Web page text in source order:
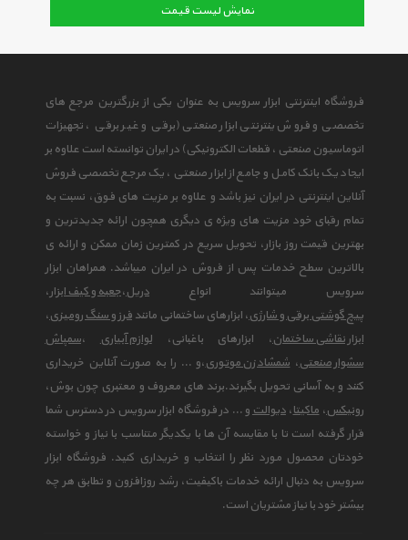
نمایش لیست قیمت
فروشگاه اینترنتی ابزار سرویس به عنوان یکی از بزرگترین مرجع های
تخصصی و فروش ینترنتی ابزار صنعتی (برقی و غیر برقی ، تجهیزات
اتوماسیون صنعتی ، قطعات الکترونیکی) در ایران توانسته است علاوه بر
ایجاد یک بانک کامل و جامع از ابزار صنعتی ، یک مرجع تخصصی فروش
آنلاین اینترنتی در ایران نیز باشد و علاوه بر مزیت های فوق، نسبت به
تمام رقبای خود مزیت های ویژه ی دیگری همچون ارائه جدیدترین و
بهترین قیمت روز بازار، تحویل سریع در کمترین زمان ممکن و ارائه ی
بالاترین سطح خدمات پس از فروش در ایران میباشد. همراهان ابزار
سرویس میتوانند انواع دریل،جعبه و کیف ابزار،
پیچ گوشتی برقی و شارژی، ابزارهای ساختمانی مانند فرز و سنگ رومیزی،
ابزار نقاشی ساختمان، ابزارهای باغبانی،لوازم آبیاری ،سمپاش
سشوار صنعتی،شمشاد زن موتوری،و ... را به صورت آنلاین خریداری
کنند و به آسانی تحویل بگیرند.برند های معروف و معتبری چون بوش،
رونیکس،ماکیتا،دیوالتو ... در فروشگاه ابزار سرویس در دسترس شما
قرار گرفته است تا با مقایسه آن ها با یکدیگر متناسب با نیاز و خواسته
خودتان محصول مورد نظر را انتخاب و خریداری کنید. فروشگاه ابزار
سرویس به دنبال ارائه خدمات باکیفیت، رشد روزافزون و تطابق هر چه
بیشتر خود با نیاز مشتریان است.